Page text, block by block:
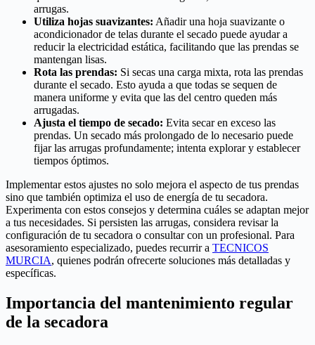
arrugas.
Utiliza hojas suavizantes: Añadir una hoja suavizante o
acondicionador de telas durante el secado puede ayudar a
reducir la electricidad estática, facilitando que las prendas se
mantengan lisas.
Rota las prendas: Si secas una carga mixta, rota las prendas
durante el secado. Esto ayuda a que todas se sequen de
manera uniforme y evita que las del centro queden más
arrugadas.
Ajusta el tiempo de secado: Evita secar en exceso las
prendas. Un secado más prolongado de lo necesario puede
fijar las arrugas profundamente; intenta explorar y establecer
tiempos óptimos.
Implementar estos ajustes no solo mejora el aspecto de tus prendas
sino que también optimiza el uso de energía de tu secadora.
Experimenta con estos consejos y determina cuáles se adaptan mejor
a tus necesidades. Si persisten las arrugas, considera revisar la
configuración de tu secadora o consultar con un profesional. Para
asesoramiento especializado, puedes recurrir a TECNICOS
MURCIA, quienes podrán ofrecerte soluciones más detalladas y
específicas.
Importancia del mantenimiento regular
de la secadora